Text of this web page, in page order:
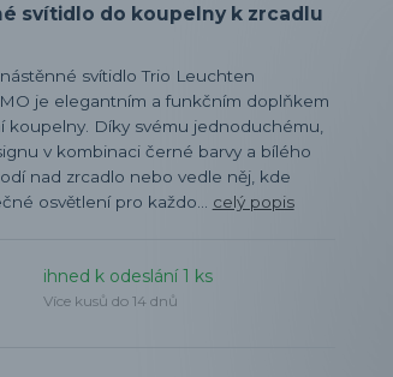
svítidlo do koupelny k zrcadlu
svítidlo Trio Leuchten
je elegantním a funkčním doplňkem
koupelny. Díky svému jednoduchému,
v kombinaci černé barvy a bílého
nad zrcadlo nebo vedle něj, kde
osvětlení pro každo... celý popis
ihned k odeslání 1 ks
Více kusů do 14 dnů